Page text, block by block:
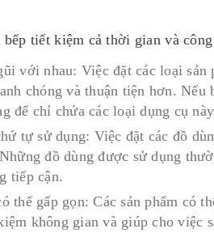
tiết kiệm cả thời gian và
với nhau: Việc đặt các loại
chóng và thuận tiện hơn.
để chỉ chứa các loại dụng cụ
tự sử dụng: Việc đặt các đồ
đồ dùng được sử dụng
tiếp cận.
thể gấp gọn: Các sản phẩm có
không gian và giúp cho việc